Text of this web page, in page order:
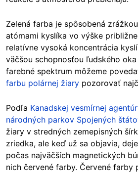
Zelená farba je spôsobená
atómami kyslíka vo výške
relatívne vysoká koncentrácia
väčšou schopnosťou ľudského
farebné spektrum môžeme
farbu polárnej žiary pozorovať
Podľa Kanadskej vesmírnej
národných parkov Spojených
žiary v stredných zemepisných
zriedka, ale keď už sa objavia,
počas najväčších magnetických
nich červené farby. Červené farby